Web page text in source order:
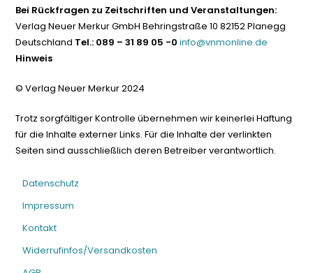
Bei Rückfragen zu Zeitschriften und Veranstaltungen:
Verlag Neuer Merkur GmbH Behringstraße 10 82152 Planegg
Deutschland Tel.: 089 – 31 89 05 -0 info@vnmonline.de
Hinweis
© Verlag Neuer Merkur 2024
Trotz sorgfältiger Kontrolle übernehmen wir keinerlei Haftung
für die Inhalte externer Links. Für die Inhalte der verlinkten
Seiten sind ausschließlich deren Betreiber verantwortlich.
Datenschutz
Impressum
Kontakt
Widerrufinfos/Versandkosten